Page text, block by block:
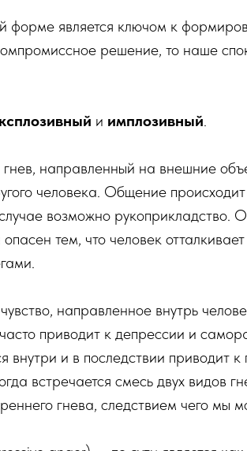
форме является ключом к
решение, то наше
и имплозивный.
направленный на внешние
человека. Общение
возможно рукоприкладство.
тем, что человек
направленное внутрь
приводит к депрессии и
внутри и в последствии
встречается смесь двух видов
гнева, следствием чего мы